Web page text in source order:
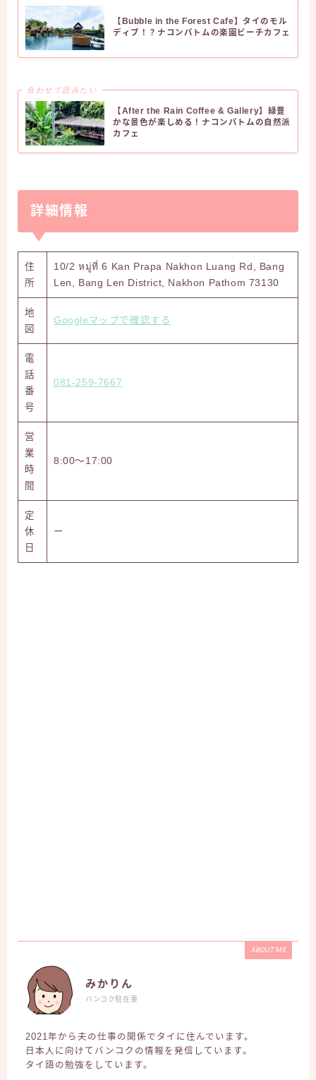
【Bubble in the Forest Cafe】タイのモル
ディブ！？ナコンパトムの楽園ビーチカフェ
合わせて読みたい
【After the Rain Coffee & Gallery】緑豊
かな景色が楽しめる！ナコンパトムの自然派
カフェ
詳細情報
住
所
10/2 หมู่ที่ 6 Kan Prapa Nakhon Luang Rd, Bang
Len, Bang Len District, Nakhon Pathom 73130
地
図
Googleマップで確認する
電
話
番
号
081-259-7667
営
業
時
間
8:00～17:00
定
休
日
ー
ABOUT ME
みかりん
バンコク駐在妻
2021年から夫の仕事の関係でタイに住んでいます。
日本人に向けてバンコクの情報を発信しています。
タイ語の勉強をしています。